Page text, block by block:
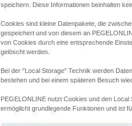
speichern. Diese Informationen beinhalten
Cookies sind kleine Datenpakete, die
gespeichert und von diesem an
von Cookies durch eine entsprechende
gelöscht werden.
Bei der "Local Storage" Technik werden
bestehen und bei einem späteren Besuch
PEGELONLINE nutzt Cookies und den
ermöglicht grundlegende Funktionen und ist